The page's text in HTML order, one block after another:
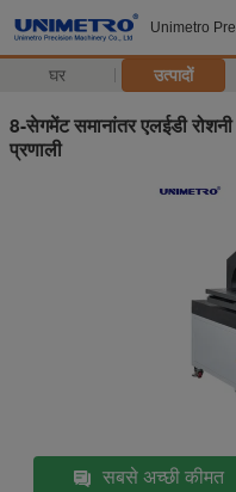
Unimetro
घर उत्पादों
8-सेगमेंट समानांतर एलईडी
प्रणाली
सबसे अच्छी कीमत